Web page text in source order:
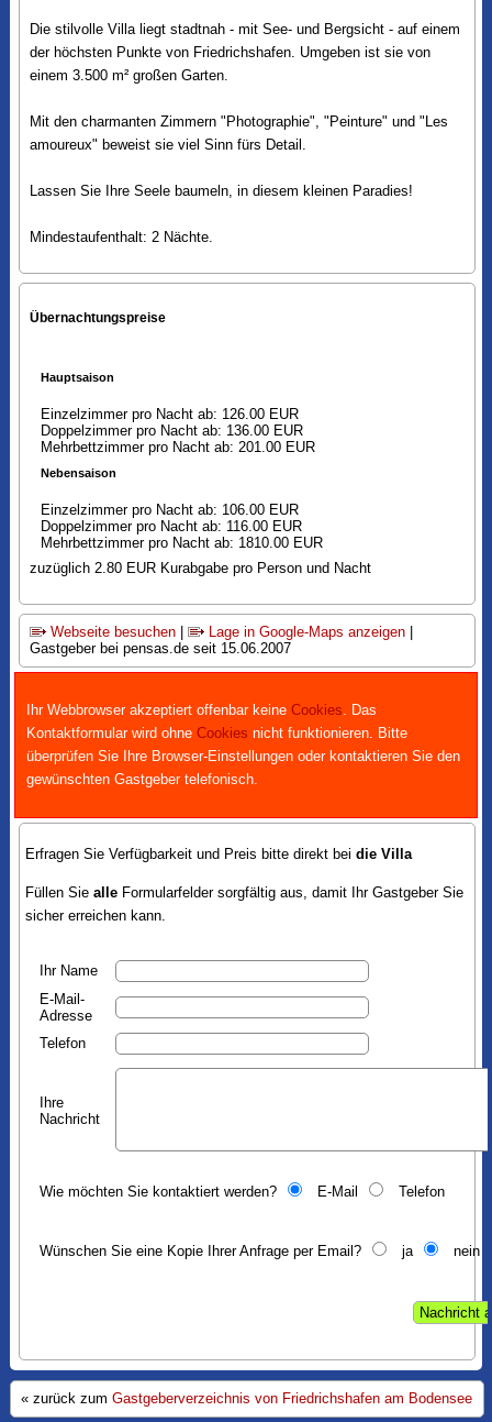
Die stilvolle Villa liegt stadtnah - mit See- und Bergsicht - auf einem
der höchsten Punkte von Friedrichshafen. Umgeben ist sie von
einem 3.500 m² großen Garten.
Mit den charmanten Zimmern "Photographie", "Peinture" und "Les
amoureux" beweist sie viel Sinn fürs Detail.
Lassen Sie Ihre Seele baumeln, in diesem kleinen Paradies!
Mindestaufenthalt: 2 Nächte.
Übernachtungspreise
Hauptsaison
Einzelzimmer pro Nacht ab: 126.00 EUR
Doppelzimmer pro Nacht ab: 136.00 EUR
Mehrbettzimmer pro Nacht ab: 201.00 EUR
Nebensaison
Einzelzimmer pro Nacht ab: 106.00 EUR
Doppelzimmer pro Nacht ab: 116.00 EUR
Mehrbettzimmer pro Nacht ab: 1810.00 EUR
zuzüglich 2.80 EUR Kurabgabe pro Person und Nacht
Webseite besuchen| Lage in Google-Maps anzeigen|
Gastgeber bei pensas.de seit 15.06.2007
Ihr Webbrowser akzeptiert offenbar keineCookies. Das
Kontaktformular wird ohneCookies nicht funktionieren. Bitte
überprüfen Sie Ihre Browser-Einstellungen oder kontaktieren Sie den
gewünschten Gastgeber telefonisch.
Erfragen Sie Verfügbarkeit und Preis bitte direkt bei die Villa
Füllen Sie alleFormularfelder sorgfältig aus, damit Ihr Gastgeber Sie
sicher erreichen kann.
Ihr Name
E-Mail-
Adresse
Telefon
Ihre
Nachricht
Wie möchten Sie kontaktiert werden? E-Mail Telefon
Wünschen Sie eine Kopie Ihrer Anfrage per Email? ja nein
« zurück zum Gastgeberverzeichnis von Friedrichshafen am Bodensee